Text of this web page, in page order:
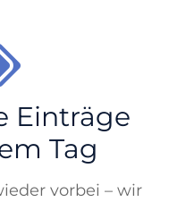
Einträge
Tag
vorbei – wir